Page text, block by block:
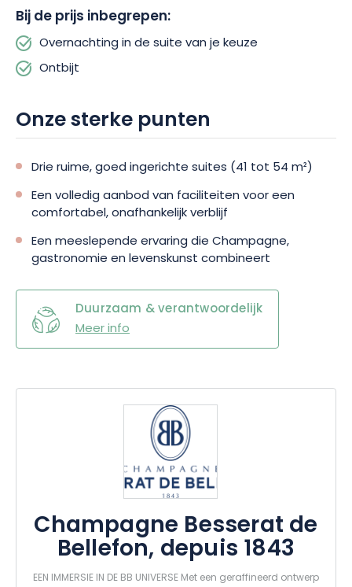
Boek uw suite en geniet van een verblijf dat elegantie, comfort
en gastronomisch genot combineert op een emblematische
locatie in de Champagne.
Bij de prijs inbegrepen:
Overnachting in de suite van je keuze
Ontbijt
Onze sterke punten
Drie ruime, goed ingerichte suites (41 tot 54 m²)
Een volledig aanbod van faciliteiten voor een
comfortabel, onafhankelijk verblijf
Een meeslepende ervaring die Champagne,
gastronomie en levenskunst combineert
Duurzaam & verantwoordelijk
Meer info
Champagne Besserat de
Bellefon, depuis 1843
EEN IMMERSIE IN DE BB UNIVERSE Met een geraffineerd ontwerp